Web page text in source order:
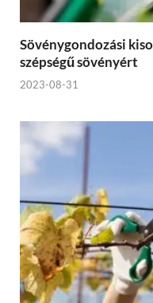
Sövénygondozási
szépségű sövényért
2023-08-31